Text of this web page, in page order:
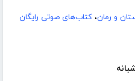
و رمان، کتاب‌های صوتی رایگان